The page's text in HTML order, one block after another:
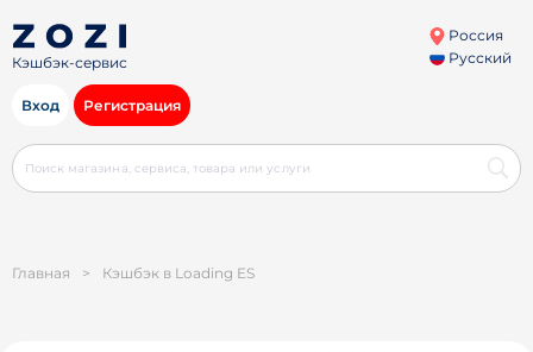
Кэшбэк-сервис
Россия
Русский
Вход Регистрация
Главная > Кэшбэк в Loading ES